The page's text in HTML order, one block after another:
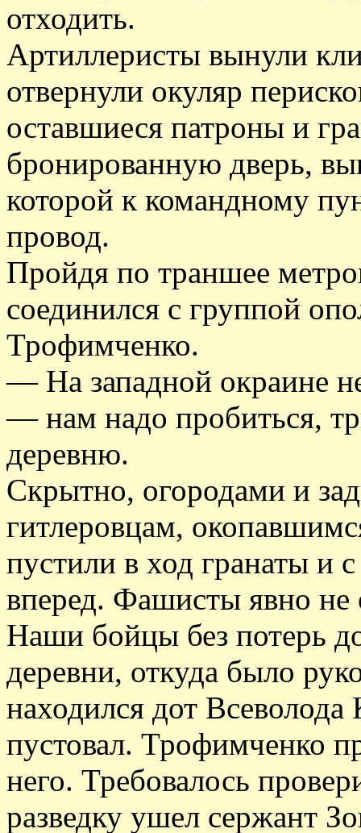
отходить.
Артиллеристы вынули
отвернули окуляр
оставшиеся патроны и
бронированную дверь,
которой к командному
провод.
Пройдя по траншее
соединился с группой
Трофимченко.
— На западной окраине
— нам надо пробиться,
деревню.
Скрытно, огородами и
гитлеровцам,
пустили в ход гранаты и
вперед. Фашисты явно не
Наши бойцы без потерь
деревни, откуда было
находился дот
пустовал. Трофимченко
него. Требовалось
разведку ушел сержант